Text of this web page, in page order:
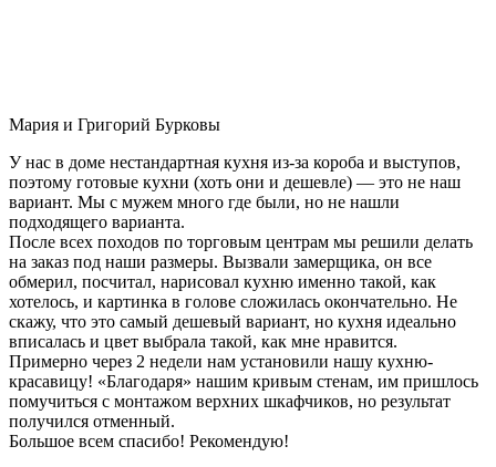
Мария и Григорий Бурковы
У нас в доме нестандартная кухня из-за короба и выступов,
поэтому готовые кухни (хоть они и дешевле) — это не наш
вариант. Мы с мужем много где были, но не нашли
подходящего варианта.
После всех походов по торговым центрам мы решили делать
на заказ под наши размеры. Вызвали замерщика, он все
обмерил, посчитал, нарисовал кухню именно такой, как
хотелось, и картинка в голове сложилась окончательно. Не
скажу, что это самый дешевый вариант, но кухня идеально
вписалась и цвет выбрала такой, как мне нравится.
Примерно через 2 недели нам установили нашу кухню-
красавицу! «Благодаря» нашим кривым стенам, им пришлось
помучиться с монтажом верхних шкафчиков, но результат
получился отменный.
Большое всем спасибо! Рекомендую!